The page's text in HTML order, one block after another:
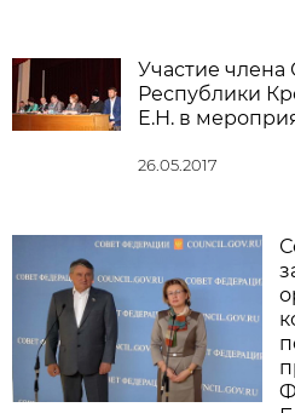
Участие члена
Республики
Е.Н. в
26.05.2017